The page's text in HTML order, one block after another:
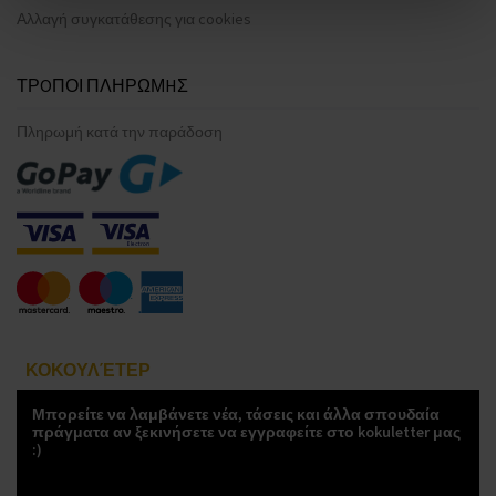
Αλλαγή συγκατάθεσης για cookies
ΤΡOΠΟΙ ΠΛΗΡΩΜHΣ
Πληρωμή κατά την παράδοση
ΚΟΚΟΥΛΈΤΕΡ
Μπορείτε να λαμβάνετε νέα, τάσεις και άλλα σπουδαία
πράγματα αν ξεκινήσετε να εγγραφείτε στο kokuletter μας
:)